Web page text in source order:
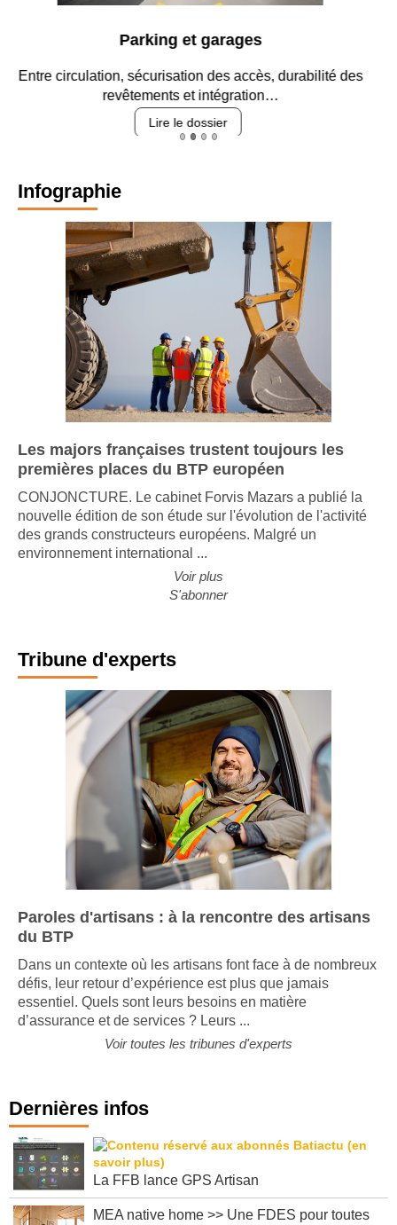
Parking et garages
Entre circulation, sécurisation des accès, durabilité des
revêtements et intégration…
Lire le dossier
Infographie
Les majors françaises trustent toujours les
premières places du BTP européen
CONJONCTURE. Le cabinet Forvis Mazars a publié la
nouvelle édition de son étude sur l'évolution de l'activité
des grands constructeurs européens. Malgré un
Voir plus
Tribune d'experts
Paroles d'artisans : à la rencontre des artisans
Dans un contexte où les artisans font face à de nombreux
défis, leur retour d’expérience est plus que jamais
essentiel. Quels sont leurs besoins en matière
Dernières infos